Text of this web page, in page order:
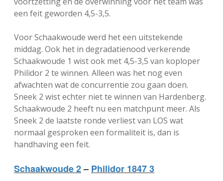
een feit geworden 4,5-3,5.
Voor Schaakwoude werd het een uitstekende
middag. Ook het in degradatienood verkerende
Schaakwoude 1 wist ook met 4,5-3,5 van koploper
Philidor 2 te winnen. Alleen was het nog even
afwachten wat de concurrentie zou gaan doen.
Sneek 2 wist echter niet te winnen van Hardenberg.
Schaakwoude 2 heeft nu een matchpunt meer. Als
Sneek 2 de laatste ronde verliest van LOS wat
normaal gesproken een formaliteit is, dan is
handhaving een feit.
Schaakwoude 2– Philidor 1847 3